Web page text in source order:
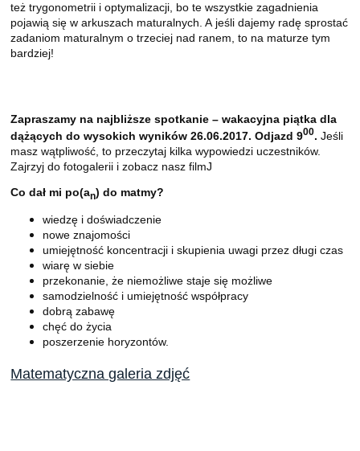
też trygonometrii i optymalizacji, bo te wszystkie zagadnienia
pojawią się w arkuszach maturalnych. A jeśli dajemy radę sprostać
zadaniom maturalnym o trzeciej nad ranem, to na maturze tym
bardziej!
Zapraszamy na najbliższe spotkanie – wakacyjna piątka dla
dążących do wysokich wyników 26.06.2017. Odjazd 900.Jeśli
masz wątpliwość, to przeczytaj kilka wypowiedzi uczestników.
Zajrzyj do fotogalerii i zobacz nasz filmJ
Co dał mi po(an) do matmy?
wiedzę i doświadczenie
nowe znajomości
umiejętność koncentracji i skupienia uwagi przez długi czas
wiarę w siebie
przekonanie, że niemożliwe staje się możliwe
samodzielność i umiejętność współpracy
dobrą zabawę
chęć do życia
poszerzenie horyzontów.
Matematyczna galeria zdjęć